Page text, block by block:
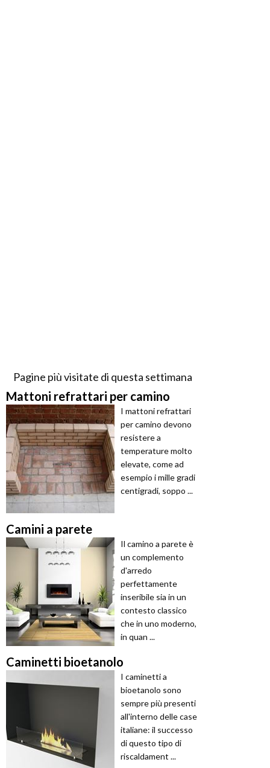
Pagine più visitate di questa settimana
Mattoni refrattari per camino
I mattoni refrattari
per camino devono
resistere a
temperature molto
elevate, come ad
esempio i mille gradi
centigradi, soppo ...
Camini a parete
Il camino a parete è
un complemento
d'arredo
perfettamente
inseribile sia in un
contesto classico
che in uno moderno,
in quan ...
Caminetti bioetanolo
I caminetti a
bioetanolo sono
sempre più presenti
all'interno delle case
italiane: il successo
di questo tipo di
riscaldament ...